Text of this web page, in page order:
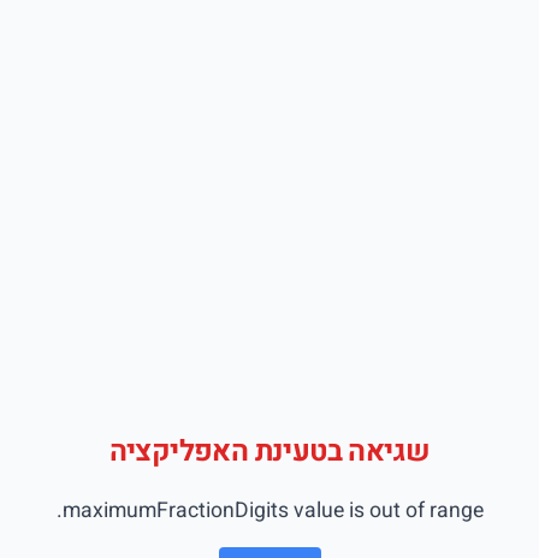
שגיאה בטעינת האפליקציה
maximumFractionDigits value is out of range.